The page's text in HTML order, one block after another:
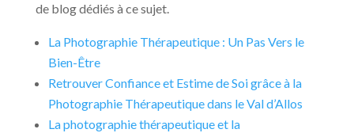
de blog dédiés à ce sujet.
La Photographie Thérapeutique : Un Pas Vers le
Bien-Être
Retrouver Confiance et Estime de Soi grâce à la
Photographie Thérapeutique dans le Val d’Allos
La photographie thérapeutique et la